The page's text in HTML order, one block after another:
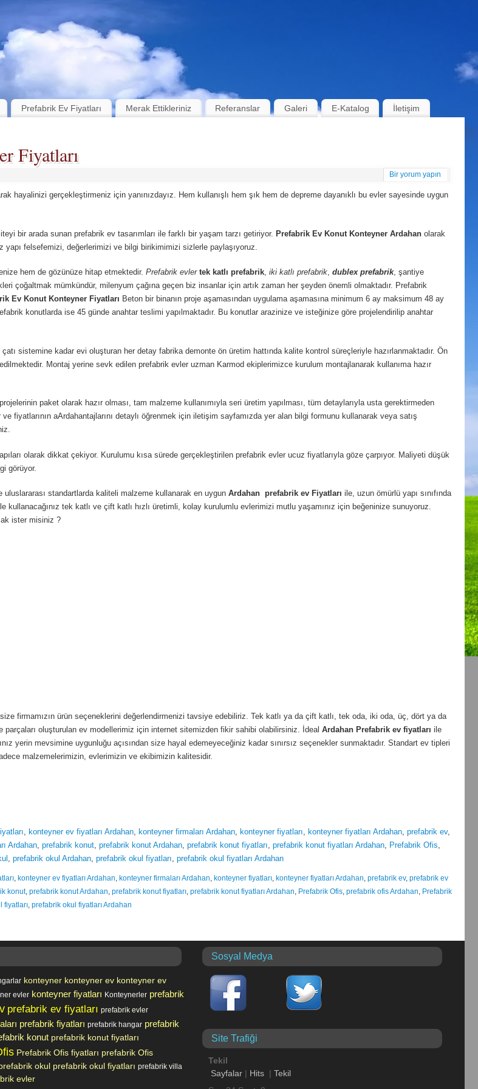
Prefabrik Ev Fiyatları Merak Ettikleriniz Referanslar Galeri E-Katalog İletişim
Fiyatları
Bir yorum yapın
hayalinizi gerçekleştirmeniz için yanınızdayız. Hem kullanışlı hem şık hem de depreme dayanıklı bu evler sayesinde uygun
bir arada sunan prefabrik ev tasarımları ile farklı bir yaşam tarzı getiriyor. Prefabrik Ev Konut Konteyner Ardahan olarak
yapı felsefemizi, değerlerimizi ve bilgi birikimimizi sizlerle paylaşıyoruz.
hem de gözünüze hitap etmektedir. Prefabrik evler tek katlı prefabrik, iki katlı prefabrik, dublex prefabrik, şantiye
çoğaltmak mümkündür, milenyum çağına geçen biz insanlar için artık zaman her şeyden önemli olmaktadır. Prefabrik
Ev Konut Konteyner Fiyatları Beton bir binanın proje aşamasından uygulama aşamasına minimum 6 ay maksimum 48 ay
konutlarda ise 45 günde anahtar teslimi yapılmaktadır. Bu konutlar arazinize ve isteğinize göre projelendirilip anahtar
sistemine kadar evi oluşturan her detay fabrika demonte ön üretim hattında kalite kontrol süreçleriyle hazırlanmaktadır. Ön
Montaj yerine sevk edilen prefabrik evler uzman Karmod ekiplerimizce kurulum montajlanarak kullanıma hazır
paket olarak hazır olması, tam malzeme kullanımıyla seri üretim yapılması, tüm detaylarıyla usta gerektirmeden
fiyatlarının aArdahantajlarını detaylı öğrenmek için iletişim sayfamızda yer alan bilgi formunu kullanarak veya satış
olarak dikkat çekiyor. Kurulumu kısa sürede gerçekleştirilen prefabrik evler ucuz fiyatlarıyla göze çarpıyor. Maliyeti düşük
görüyor.
standartlarda kaliteli malzeme kullanarak en uygun Ardahan prefabrik ev Fiyatları ile, uzun ömürlü yapı sınıfında
tek katlı ve çift katlı hızlı üretimli, kolay kurulumlu evlerimizi mutlu yaşamınız için beğeninize sunuyoruz.
ister misiniz ?
firmamızın ürün seçeneklerini değerlendirmenizi tavsiye edebiliriz. Tek katlı ya da çift katlı, tek oda, iki oda, üç, dört ya da
parçaları oluşturulan ev modellerimiz için internet sitemizden fikir sahibi olabilirsiniz. İdeal Ardahan Prefabrik ev fiyatları ile
yerin mevsimine uygunluğu açısından size hayal edemeyeceğiniz kadar sınırsız seçenekler sunmaktadır. Standart ev tipleri
malzemelerimizin, evlerimizin ve ekibimizin kalitesidir.
, konteyner ev fiyatları Ardahan, konteyner firmaları Ardahan, konteyner fiyatları, konteyner fiyatları Ardahan, prefabrik ev,
Ardahan, prefabrik konut, prefabrik konut Ardahan, prefabrik konut fiyatları, prefabrik konut fiyatları Ardahan, Prefabrik Ofis,
, prefabrik okul Ardahan, prefabrik okul fiyatları, prefabrik okul fiyatları Ardahan
, konteyner ev fiyatları Ardahan, konteyner firmaları Ardahan, konteyner fiyatları, konteyner fiyatları Ardahan, prefabrik ev, prefabrik ev
konut, prefabrik konut Ardahan, prefabrik konut fiyatları, prefabrik konut fiyatları Ardahan, Prefabrik Ofis, prefabrik ofis Ardahan, Prefabrik
fiyatları, prefabrik okul fiyatları Ardahan
konteyner konteyner ev konteyner ev
evler konteyner fiyatları Konteynerler prefabrik
prefabrik ev fiyatları prefabrik evler
prefabrik fiyatları prefabrik hangar prefabrik
konut prefabrik konut fiyatları
Prefabrik Ofis fiyatları prefabrik Ofis
okul prefabrik okul fiyatları prefabrik villa
evler
Sosyal Medya
Site Trafiği
Tekil
Sayfalar | Hits | Tekil